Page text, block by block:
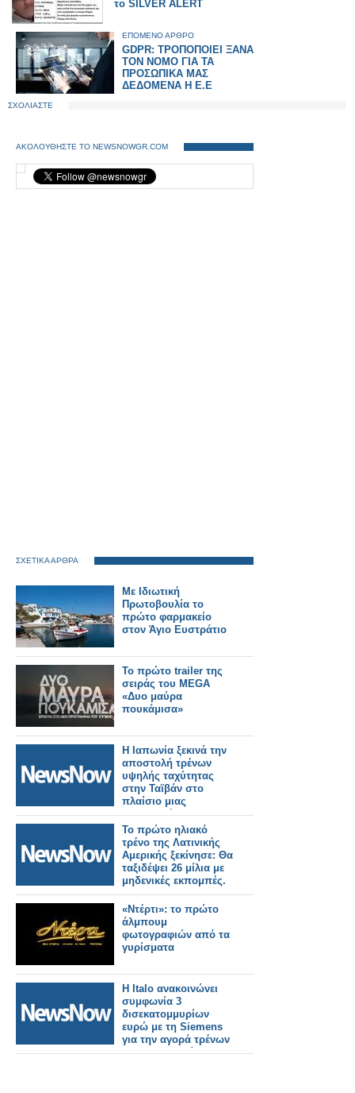
το SILVER ALERT
ΕΠΟΜΕΝΟ ΑΡΘΡΟ
GDPR: ΤΡΟΠΟΠΟΙΕΙ ΞΑΝΑ
ΤΟΝ ΝΟΜΟ ΓΙΑ ΤΑ
ΠΡΟΣΩΠΙΚΑ ΜΑΣ
ΔΕΔΟΜΕΝΑ Η Ε.Ε
ΣΧΟΛΙΑΣΤΕ
ΑΚΟΛΟΥΘΗΣΤΕ ΤΟ NEWSNOWGR.COM
ΣΧΕΤΙΚΑ ΑΡΘΡΑ
Με Ιδιωτική
Πρωτοβουλία το
πρώτο φαρμακείο
στον Άγιο Ευστράτιο
Το πρώτο trailer της
σειράς του MEGA
«Δυο μαύρα
πουκάμισα»
Η Ιαπωνία ξεκινά την
αποστολή τρένων
υψηλής ταχύτητας
στην Ταϊβάν στο
πλαίσιο μιας
σημαντικής
σιδηροδρομικής
παραγγελίας.
Το πρώτο ηλιακό
τρένο της Λατινικής
Αμερικής ξεκίνησε: Θα
ταξιδέψει 26 μίλια με
μηδενικές εκπομπές.
«Ντέρτι»: το πρώτο
άλμπουμ
φωτογραφιών από τα
γυρίσματα
Η Italo ανακοινώνει
συμφωνία 3
δισεκατομμυρίων
ευρώ με τη Siemens
για την αγορά τρένων
για τη Γερμανία.